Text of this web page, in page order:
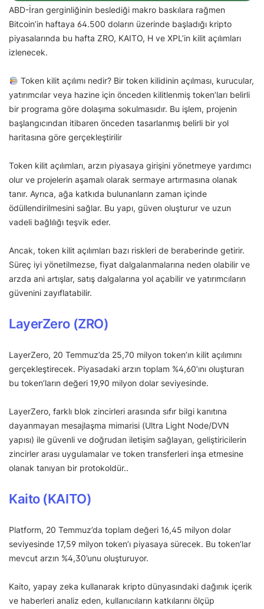
ABD-İran gerginliğinin beslediği makro baskılara rağmen
Bitcoin’in haftaya 64.500 doların üzerinde başladığı kripto
piyasalarında bu hafta ZRO, KAITO, H ve XPL’in kilit açılımları
izlenecek.
Token kilit açılımı nedir? Bir token kilidinin açılması, kurucular,
yatırımcılar veya hazine için önceden kilitlenmiş token’ları belirli
bir programa göre dolaşıma sokulmasıdır. Bu işlem, projenin
başlangıcından itibaren önceden tasarlanmış belirli bir yol
haritasına göre gerçekleştirilir
Token kilit açılımları, arzın piyasaya girişini yönetmeye yardımcı
olur ve projelerin aşamalı olarak sermaye artırmasına olanak
tanır. Ayrıca, ağa katkıda bulunanların zaman içinde
ödüllendirilmesini sağlar. Bu yapı, güven oluşturur ve uzun
vadeli bağlılığı teşvik eder.
Ancak, token kilit açılımları bazı riskleri de beraberinde getirir.
Süreç iyi yönetilmezse, fiyat dalgalanmalarına neden olabilir ve
arzda ani artışlar, satış dalgalarına yol açabilir ve yatırımcıların
güvenini zayıflatabilir.
LayerZero (ZRO)
LayerZero, 20 Temmuz’da 25,70 milyon token’ın kilit açılımını
gerçekleştirecek. Piyasadaki arzın toplam %4,60’ını oluşturan
bu token’ların değeri 19,90 milyon dolar seviyesinde.
LayerZero, farklı blok zincirleri arasında sıfır bilgi kanıtına
dayanmayan mesajlaşma mimarisi (Ultra Light Node/DVN
yapısı) ile güvenli ve doğrudan iletişim sağlayan, geliştiricilerin
zincirler arası uygulamalar ve token transferleri inşa etmesine
olanak tanıyan bir protokoldür..
Kaito (KAITO)
Platform, 20 Temmuz’da toplam değeri 16,45 milyon dolar
seviyesinde 17,59 milyon token’ı piyasaya sürecek. Bu token’lar
mevcut arzın %4,30’unu oluşturuyor.
Kaito, yapay zeka kullanarak kripto dünyasındaki dağınık içerik
ve haberleri analiz eden, kullanıcıların katkılarını ölçüp